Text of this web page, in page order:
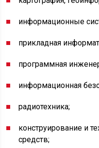
информационные
прикладная
программная
информационная
радиотехника;
конструирование и
средств;